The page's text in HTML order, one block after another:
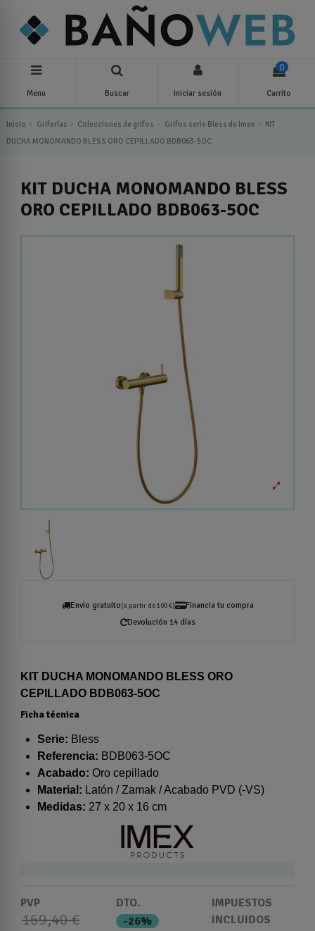
Menu Buscar Iniciar sesión
0
Carrito
Inicio Griferías Colecciones de grifos Grifos serie Bless de Imex
KIT
DUCHA MONOMANDO BLESS ORO CEPILLADO BDB063-5OC
KIT DUCHA MONOMANDO BLESS
ORO CEPILLADO BDB063-5OC
Envío gratuito(a partir de 100 €)
Financia tu compra
Devolución 14 días
KIT DUCHA MONOMANDO BLESS ORO
CEPILLADO BDB063-5OC
Ficha técnica
Serie: Bless
Referencia: BDB063-5OC
Acabado: Oro cepillado
Material: Latón / Zamak / Acabado PVD (-VS)
Medidas: 27 x 20 x 16 cm
PVP
169,40 €
DTO.
-26%
IMPUESTOS
INCLUIDOS